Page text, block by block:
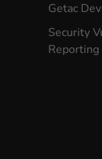
Getac
Security
Reporting